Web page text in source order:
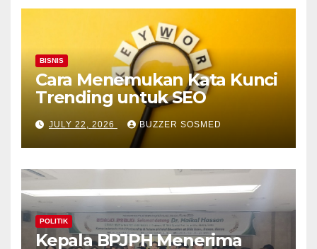
BISNIS
Cara Menemukan Kata Kunci
Trending untuk SEO
JULY 22, 2026 BUZZER SOSMED
POLITIK
Kepala BPJPH Menerima